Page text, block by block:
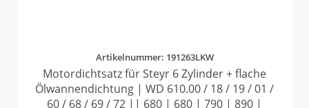
Artikelnummer: 191263LKW
Motordichtsatz für Steyr 6 Zylinder + flache
Ölwannendichtung | WD 610.00 / 18 / 19 / 01 /
60 / 68 / 69 / 72 || 680 | 680 | 790 | 890 |